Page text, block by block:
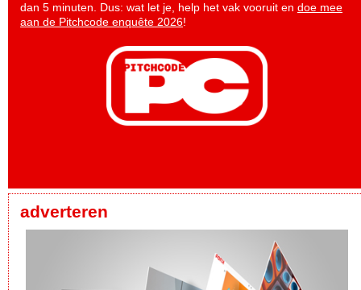
dan 5 minuten. Dus: wat let je, help het vak vooruit en doe mee
aan de Pitchcode enquête 2026!
adverteren